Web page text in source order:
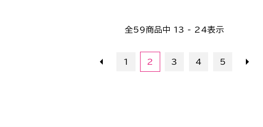
全59商品中 13 - 24表示
1 2 3 4 5